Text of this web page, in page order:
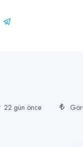
22 gün önce